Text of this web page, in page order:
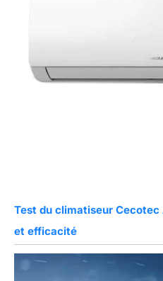
Test du climatiseur
et efficacité